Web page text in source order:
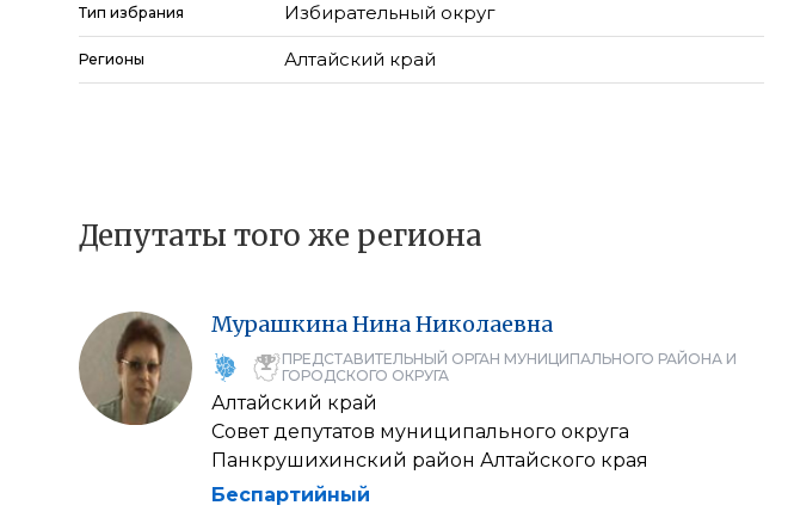
Тип избрания Избирательный округ
Регионы Алтайский край
Депутаты того же региона
МурашкинаНинаНиколаевна
ПРЕДСТАВИТЕЛЬНЫЙ ОРГАН МУНИЦИПАЛЬНОГО РАЙОНА И
ГОРОДСКОГО ОКРУГА
Алтайский край
Совет депутатов муниципального округа
Панкрушихинский район Алтайского края
Беспартийный